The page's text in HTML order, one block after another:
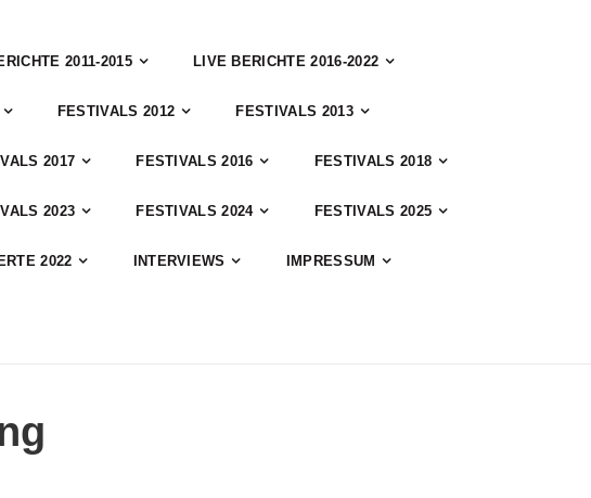
2011-2015 LIVE BERICHTE 2016-2022
FESTIVALS 2012 FESTIVALS 2013
2017 FESTIVALS 2016 FESTIVALS 2018
2023 FESTIVALS 2024 FESTIVALS 2025
2022 INTERVIEWS IMPRESSUM